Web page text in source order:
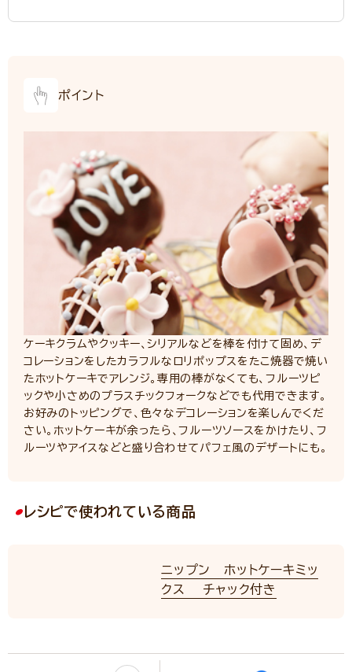
ポイント
ケーキクラムやクッキー、シリアルなどを棒を付けて固め、デ
コレーションをしたカラフルなロリポップスをたこ焼器で焼い
たホットケーキでアレンジ。専用の棒がなくても、フルーツピ
ックや小さめのプラスチックフォークなどでも代用できます。
お好みのトッピングで、色々なデコレーションを楽しんでくだ
さい。ホットケーキが余ったら、フルーツソースをかけたり、フ
ルーツやアイスなどと盛り合わせてパフェ風のデザートにも。
レシピで使われている商品
ニップン ホットケーキミッ
クス チャック付き